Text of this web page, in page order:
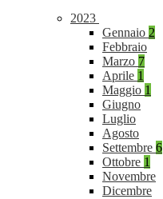
2023
Gennaio 2
Febbraio
Marzo 7
Aprile 1
Maggio 1
Giugno
Luglio
Agosto
Settembre 6
Ottobre 1
Novembre
Dicembre